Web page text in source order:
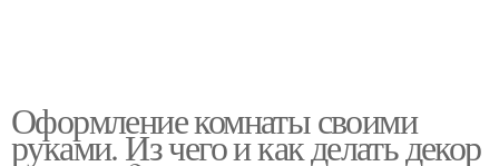
Оформление комнаты своими
руками. Из чего и как делать декор